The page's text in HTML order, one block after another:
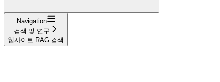
Navigation
검색 및 연구
웹사이트 RAG 검색